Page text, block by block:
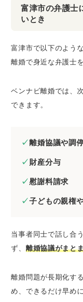
富津市の弁護士
いとき
富津市で以下のよう
離婚で身近な弁護士
ベンナビ離婚では、
できます。
離婚協議や調
財産分与
慰謝料請求
子どもの親権
当事者同士で話し合
ず、 離婚協議がまと
離婚問題が長期化す
め、できるだけ早め